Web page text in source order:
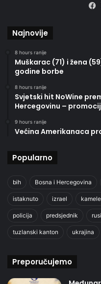
Najnovije
8 hours ranije
Muškarac (71) i žena
godine borbe
8 hours ranije
Svjetski hit NoWine
Hercegovinu –
9 hours ranije
Većina Amerikanaca
Popularno
bih Bosna i Hercegovina
istaknuto izrael
policija predsjednik
tuzlanski kanton ukrajina
Preporučujemo